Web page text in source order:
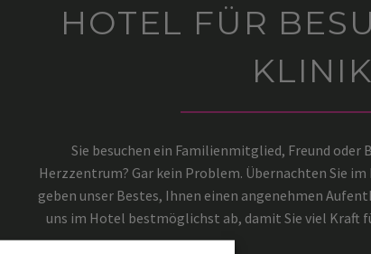
HOTEL FÜR
KLINIK
Sie besuchen ein Familienmitglied, Freund oder
Herzzentrum? Gar kein Problem. Übernachten Sie im
geben unser Bestes, Ihnen einen angenehmen
uns im Hotel bestmöglichst ab, damit Sie viel Kraft